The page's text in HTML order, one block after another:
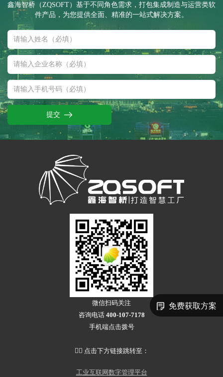
鑫海智桥（ZQSOFT）基于不同角色需求，打包集成制造与运营类软
件产品，为您提供全面、精准的一站式解决方案。
提交
微信扫码关注
咨询电话 400-107-7178
手机端点击拨号
👇🏻 点击下方链接跳转至：
工业互联网数字管理平台
免费获取方案